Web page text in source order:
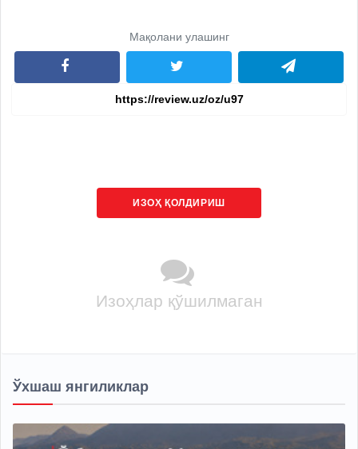
Мақолани улашинг
ИЗОҲ ҚОЛДИРИШ
Изоҳлар қўшилмаган
Ўхшаш янгиликлар